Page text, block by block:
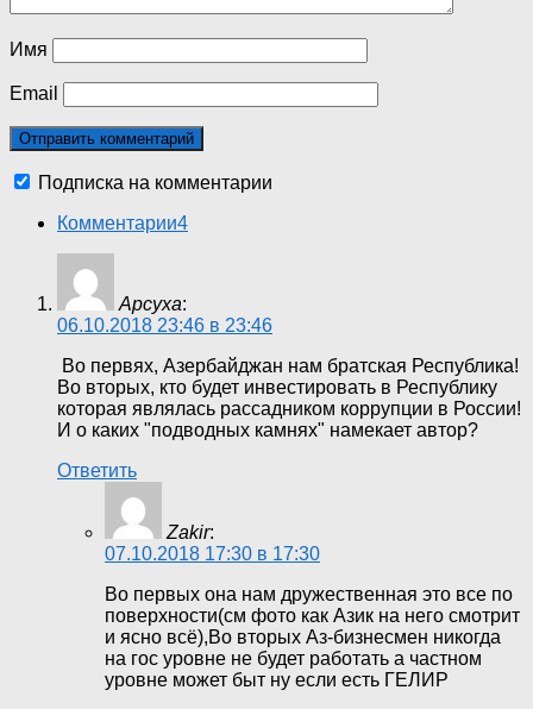
Имя
Email
Подписка на комментарии
Комментарии4
Арсуха:
06.10.2018 23:46 в 23:46
Во первях, Азербайджан нам братская Республика!
Во вторых, кто будет инвестировать в Республику
которая являлась рассадником коррупции в России!
И о каких "подводных камнях" намекает автор?
Ответить
Zakir:
07.10.2018 17:30 в 17:30
Во первых она нам дружественная это все по
поверхности(см фото как Азик на него смотрит
и ясно всё),Во вторых Аз-бизнесмен никогда
на гос уровне не будет работать а частном
уровне может быт ну если есть ГЕЛИР